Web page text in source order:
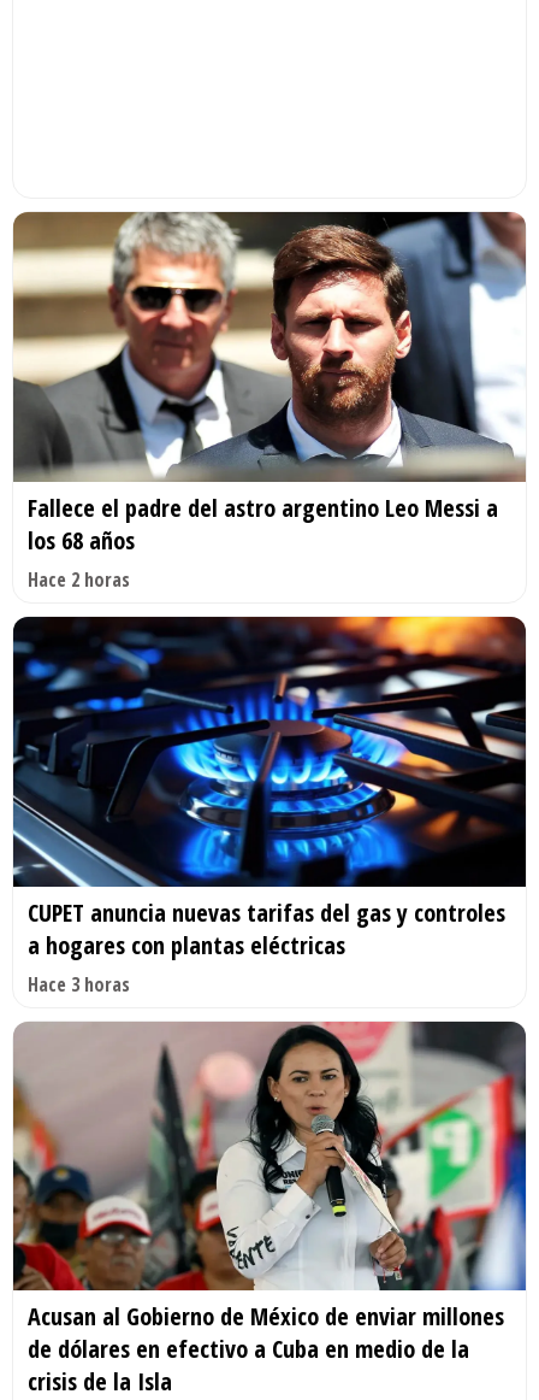
Fallece el padre del astro argentino Leo Messi a
los 68 años
Hace 2 horas
CUPET anuncia nuevas tarifas del gas y controles
a hogares con plantas eléctricas
Hace 3 horas
Acusan al Gobierno de México de enviar millones
de dólares en efectivo a Cuba en medio de la
crisis de la Isla